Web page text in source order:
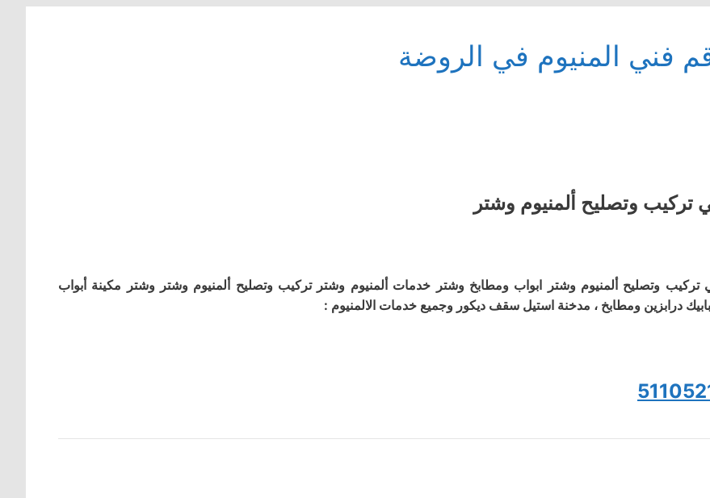
فني المنيوم في الروضة
تركيب وتصليح ألمنيوم وشتر
تركيب وتصليح ألمنيوم وشتر ابواب ومطابخ وشتر خدمات ألمنيوم وشتر تركيب وتصليح ألمنيوم وشتر وشتر مكينة أبواب
درابزين ومطابخ ، مدخنة استيل سقف ديكور وجميع خدمات الالمنيوم :